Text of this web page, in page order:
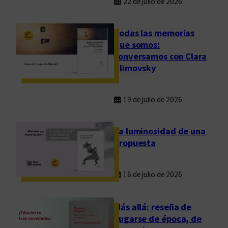
Todas las memorias
que somos:
conversamos con Clara
Klimovsky
19 de julio de 2026
La luminosidad de una
propuesta
16 de julio de 2026
Más allá: reseña de
Fugarse de época, de